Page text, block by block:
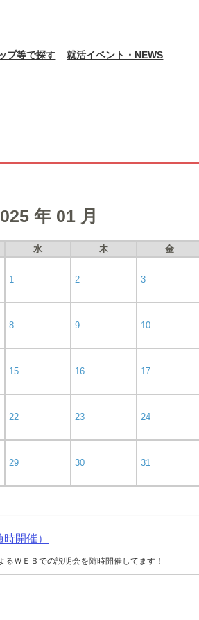
プ等で探す 就活イベント・NEWS
年 01 月
水 木 金
1 2 3
8 9 10
15 16 17
22 23 24
29 30 31
開催）
ＷＥＢでの説明会を随時開催してます！